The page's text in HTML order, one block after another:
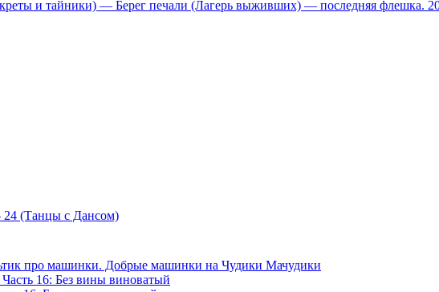
и тайники) — Берег печали (Лагерь выживших) — последняя флешка.
24 (Танцы с Дансом)
машинки. Добрые машинки на Чудики Мачудики